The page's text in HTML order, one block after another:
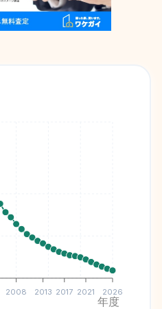
2008 2013 2017 2021 2026
年度